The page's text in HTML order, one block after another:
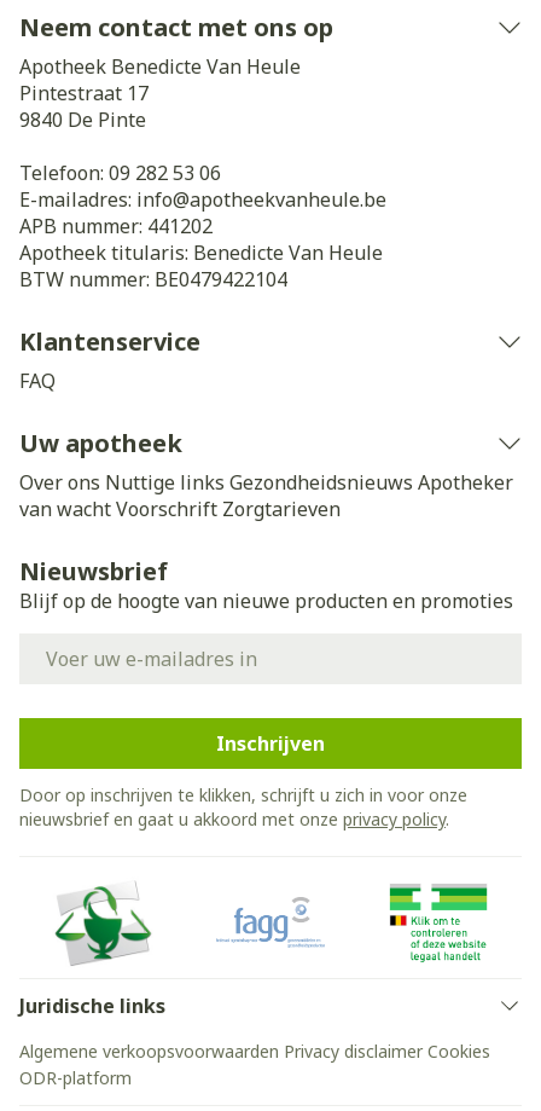
Neem contact met ons op
Apotheek Benedicte Van Heule
Pintestraat 17
9840 De Pinte
Telefoon: 09 282 53 06
E-mailadres: info@apotheekvanheule.be
APB nummer: 441202
Apotheek titularis: Benedicte Van Heule
BTW nummer: BE0479422104
Klantenservice
FAQ
Uw apotheek
Over ons Nuttige links Gezondheidsnieuws Apotheker
van wachtVoorschrift Zorgtarieven
Nieuwsbrief
Blijf op de hoogte van nieuwe producten en promoties
Inschrijven
Door op inschrijven te klikken, schrijft u zich in voor onze
nieuwsbrief en gaat u akkoord met onze privacy policy.
Juridische links
Algemene verkoopsvoorwaarden Privacy disclaimer Cookies
ODR-platform